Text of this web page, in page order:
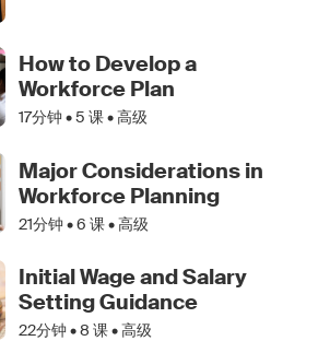
How to Develop a
Workforce Plan
17分钟 •5 课 • 高级
Major Considerations in
Workforce Planning
21分钟 •6 课 • 高级
Initial Wage and Salary
Setting Guidance
22分钟 •8 课 • 高级